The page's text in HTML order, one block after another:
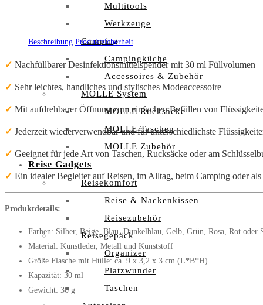
Multitools
Werkzeuge
Camping
Campingküche
Accessoires & Zubehör
MOLLE System
MOLLE Rucksäcke
MOLLE Taschen
MOLLE Zubehör
Reise Gadgets
Reisekomfort
Reise & Nackenkissen
Reisezubehör
Reisegepäck
Organizer
Platzwunder
Taschen
Beschreibung Produktsicherheit
✓ Nachfüllbarer Desinfektionsmittelspender mit 30 ml Füllvolumen
✓ Sehr leichtes, handliches und stylisches Modeaccessoire
✓ Mit aufdrehbarer Öffnung zum einfachen Befüllen von
✓ Jederzeit wiederverwendbar und für unterschiedlichste
✓ Geeignet für jede Art von Taschen, Rucksäcke oder am
✓ Ein idealer Begleiter auf Reisen, im Alltag, beim Camping oder als
Produktdetails:
Farben: Silber, Beige, Blau, Dunkelblau, Gelb, Grün, Rosa, Rot oder
Material: Kunstleder, Metall und Kunststoff
Größe Flasche mit Hülle: ca. 9 x 3,2 x 3 cm (L*B*H)
Kapazität: 30 ml
Gewicht: 30 g